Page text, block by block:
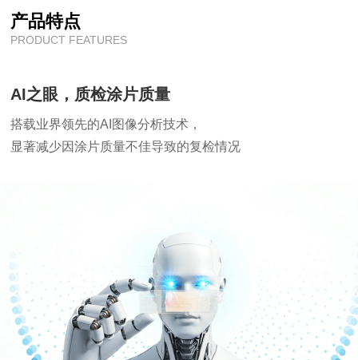
产品特点
PRODUCT FEATURES
AI之眼，质检涂片质量
搭载业界领先的AI图像分析技术，
显著减少因涂片质量不佳导致的复检情况